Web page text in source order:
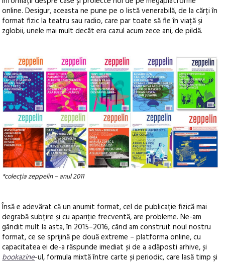
online. Desigur, aceasta ne pune pe o listă venerabilă, de la cărți în
format fizic la teatru sau radio, care par toate să fie în viață și
zglobii, unele mai mult decât era cazul acum zece ani, de pildă.
*colecția zeppelin – anul 2011
Însă e adevărat că un anumit format, cel de publicație fizică mai
degrabă subțire și cu apariție frecventă, are probleme. Ne-am
gândit mult la asta, în 2015–2016, când am construit noul nostru
format, ce se sprijină pe două extreme – platforma online, cu
capacitatea ei de-a răspunde imediat și de a adăposti arhive, și
bookazine-ul, formula mixtă între carte și periodic, care lasă timp și